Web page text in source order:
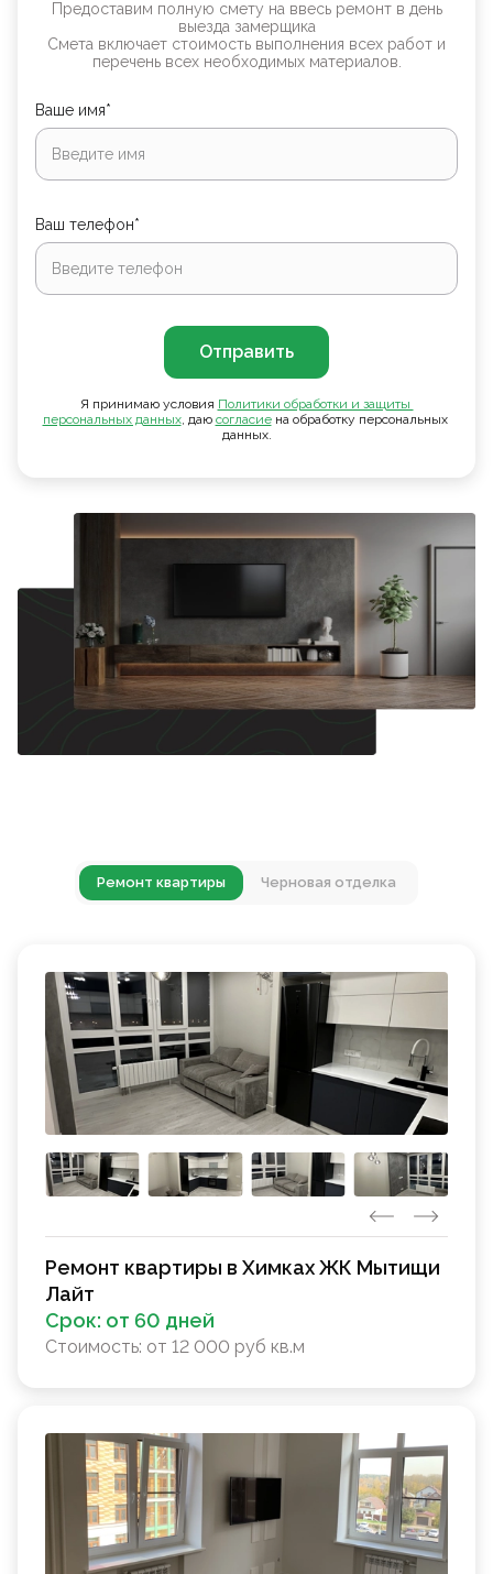
Предоставим полную смету на ввесь ремонт в день
выезда замерщика
Смета включает стоимость выполнения всех работ и
перечень всех необходимых материалов.
Ваше имя*
Ваш телефон*
Отправить
Я принимаю условия Политики обработки и защиты
персональных данных, даю согласие на обработку персональных
данных.
Ремонт квартиры Черновая отделка
Ремонт квартиры в Химках ЖК Мытищи
Лайт
Срок: от 60 дней
Стоимость: от 12 000 руб кв.м